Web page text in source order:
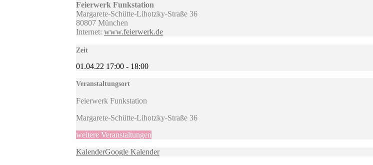
Feierwerk Funkstation
Margarete-Schütte-Lihotzky-Straße 36
80807 München
Internet: www.feierwerk.de
Zeit
01.04.22 17:00 - 18:00
Veranstaltungsort
Feierwerk Funkstation
Margarete-Schütte-Lihotzky-Straße 36
weitere Veranstaltungen
KalenderGoogle Kalender